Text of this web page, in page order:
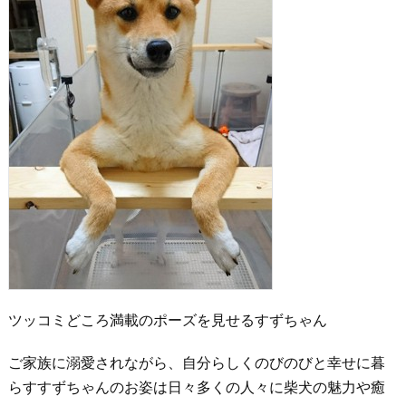
ツッコミどころ満載のポーズを見せるすずちゃん
ご家族に溺愛されながら、自分らしくのびのびと幸せに暮
らすすずちゃんのお姿は日々多くの人々に柴犬の魅力や癒